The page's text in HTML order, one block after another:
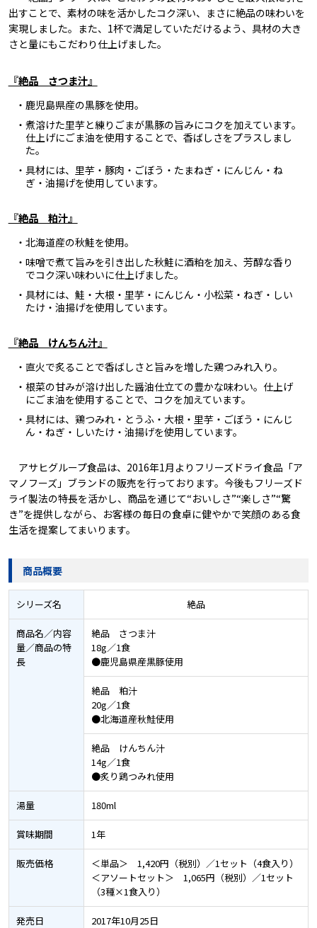
出すことで、素材の味を活かしたコク深い、まさに絶品の味わいを
実現しました。また、1杯で満足していただけるよう、具材の大き
さと量にもこだわり仕上げました。
『絶品 さつま汁』
・鹿児島県産の黒豚を使用。
・煮溶けた里芋と練りごまが黒豚の旨みにコクを加えています。
仕上げにごま油を使用することで、香ばしさをプラスしまし
た。
・具材には、里芋・豚肉・ごぼう・たまねぎ・にんじん・ね
ぎ・油揚げを使用しています。
『絶品 粕汁』
・北海道産の秋鮭を使用。
・味噌で煮て旨みを引き出した秋鮭に酒粕を加え、芳醇な香り
でコク深い味わいに仕上げました。
・具材には、鮭・大根・里芋・にんじん・小松菜・ねぎ・しい
たけ・油揚げを使用しています。
『絶品 けんちん汁』
・直火で炙ることで香ばしさと旨みを増した鶏つみれ入り。
・根菜の甘みが溶け出した醤油仕立ての豊かな味わい。仕上げ
にごま油を使用することで、コクを加えています。
・具材には、鶏つみれ・とうふ・大根・里芋・ごぼう・にんじ
ん・ねぎ・しいたけ・油揚げを使用しています。
アサヒグループ食品は、2016年1月よりフリーズドライ食品「ア
マノフーズ」ブランドの販売を行っております。今後もフリーズド
ライ製法の特長を活かし、商品を通じて“おいしさ”“楽しさ”“驚
き”を提供しながら、お客様の毎日の食卓に健やかで笑顔のある食
生活を提案してまいります。
商品概要
シリーズ名 絶品
商品名／内容
量／商品の特
長
絶品 さつま汁
18g／1食
●鹿児島県産黒豚使用
絶品 粕汁
20g／1食
●北海道産秋鮭使用
絶品 けんちん汁
14g／1食
●炙り鶏つみれ使用
湯量 180ml
賞味期間 1年
販売価格
＜単品＞ 1,420円（税別）／1セット（4食入り）
＜アソートセット＞ 1,065円（税別）／1セット
（3種×1食入り）
発売日 2017年10月25日